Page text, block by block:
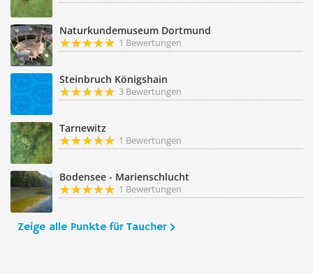
Naturkundemuseum Dortmund
1 Bewertungen
Steinbruch Königshain
3 Bewertungen
Tarnewitz
1 Bewertungen
Bodensee - Marienschlucht
1 Bewertungen
Zeige alle Punkte für Taucher